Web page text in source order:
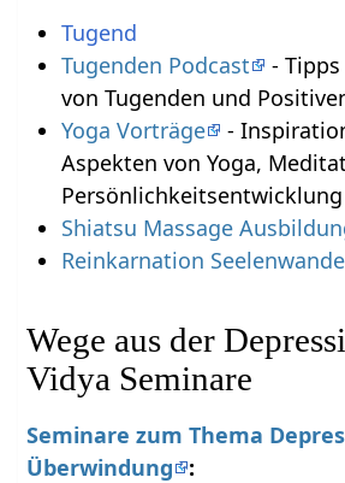
Tugend
Tugenden Podcast
-
von Tugenden und
Yoga Vorträge
-
Aspekten von Yoga,
Shiatsu Massage
Reinkarnation
Wege aus der
Vidya Seminare
Seminare zum Thema
Überwindung
: